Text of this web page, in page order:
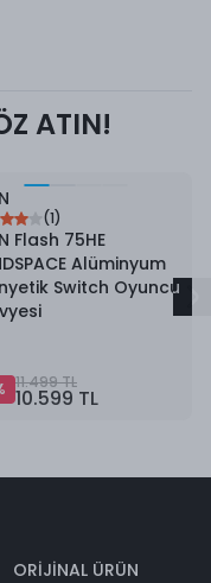
ATIN!
(1)
Flash 75HE
Alüminyum
Switch Oyuncu
11.499 TL
10.599 TL
ORİJİNAL ÜRÜN